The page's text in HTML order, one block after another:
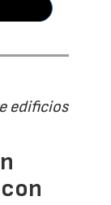
edificios